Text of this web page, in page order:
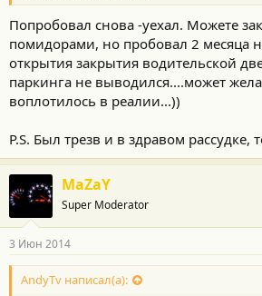
Попробовал снова -уехал. Можете
помидорами, но пробовал 2 месяца
открытия закрытия водительской
паркинга не выводился....может
воплотилось в реалии...))
P.S. Был трезв и в здравом рассудке,
MaZaY
Super Moderator
3 Июн 2014
AndyTv написал(а):